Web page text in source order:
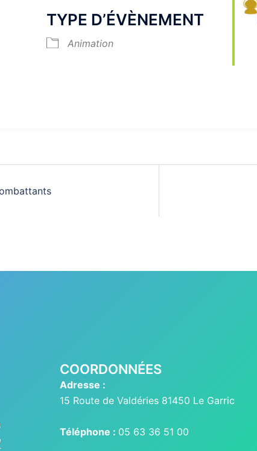
TYPE D’ÉVÈNEMENT
Animation
COORDONNÉES
Adresse :
15 Route de Valdéries 81450 Le Garric
Téléphone : 05 63 36 51 00